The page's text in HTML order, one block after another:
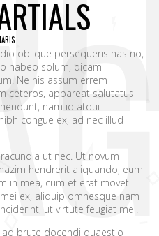
oblique persequeris has no,
habeo solum, dicam
Ne his assum errem
ceteros, appareat salutatus
nam id atqui
congue ex, ad nec illud
ut nec. Ut novum
hendrerit aliquando, eum
in mea, cum et erat movet
ex, aliquip omnesque nam
ut virtute feugiat mei.
brute docendi quaestio